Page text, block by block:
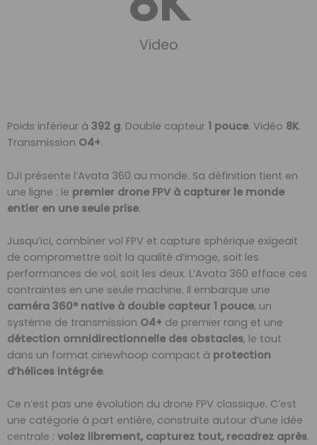
Video
Poids inférieur à 392 g. Double capteur 1 pouce. Vidéo 8K.
Transmission O4+.
DJI présente l’Avata 360 au monde. Sa définition tient en
une ligne : le premier drone FPV à capturer le monde
entier en une seule prise.
Jusqu’ici, combiner vol FPV et capture sphérique exigeait
de compromettre soit la qualité d’image, soit les
performances de vol, soit les deux. L’Avata 360 efface ces
contraintes en une seule machine. Il embarque une
caméra 360° native à double capteur 1 pouce, un
système de transmission O4+ de premier rang et une
détection omnidirectionnelle des obstacles, le tout
dans un format cinewhoop compact à protection
d’hélices intégrée.
Ce n’est pas une évolution du drone FPV classique. C’est
une catégorie à part entière, construite autour d’une idée
centrale : volez librement, capturez tout, recadrez après.